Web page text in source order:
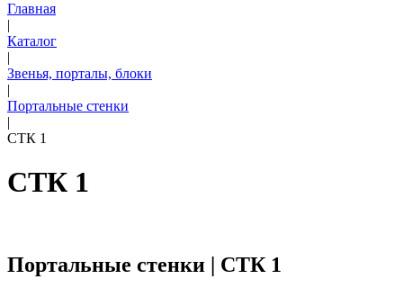
Главная
|
Каталог
|
Звенья, порталы, блоки
|
Портальные стенки
|
СТК 1
СТК 1
Портальные стенки | СТК 1